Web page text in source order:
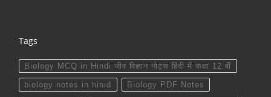
Tags
Biology MCQ in Hindi जीव विज्ञान नोट्स हिंदी में कक्षा 12 वीं
biology notes in hinid Biology PDF Notes